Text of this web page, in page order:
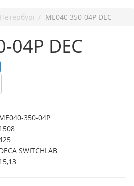
ME040-350-04P DEC
04P DEC
ME040-350-04P
1508
DECA SWITCHLAB
15,13